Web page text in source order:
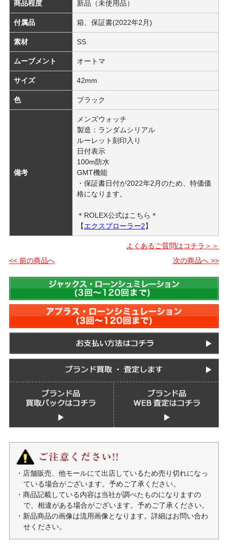
商品程度 新品（未使用品）
付属品 箱、保証書(2022年2月)
素材 SS
ムーブメント オートマ
サイズ 42mm
色 ブラック
備考
メンズウォッチ
製造：ランダムシリアル
ルーレット刻印入り
日付表示
100m防水
GMT機能
・保証書日付が2022年2月のため、特価価
格になります。
＊ROLEX公式はこちら＊
【エクスプローラー2】
よくあるご質問はコチラ＞＞
<< 前の商品へ
次の商品へ >>
・店舗販売、他モールにて出店しているため売り切れになっ
ている場合がございます。予めご了承ください。
・商品記載している内容は当社が調べたものになりますの
で、相違がある場合がございます。予めご了承ください。
・新品商品の画像は流用画像となります。詳細はお問い合わ
せください。